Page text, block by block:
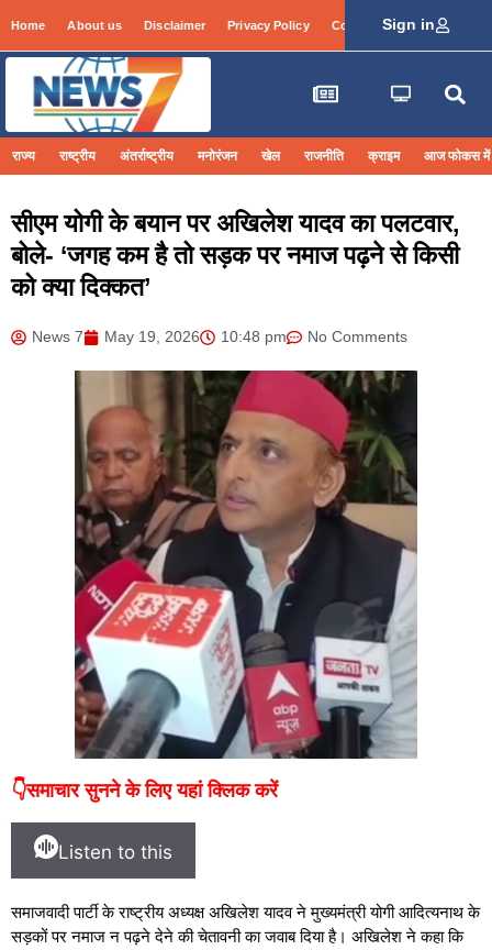
Home About us Disclaimer Privacy Policy Contact Info Login
Sign in
राज्य राष्ट्रीय अंतर्राष्ट्रीय मनोरंजन खेल राजनीति क्राइम आज फोकस में
सीएम योगी के बयान पर अखिलेश यादव का पलटवार,
बोले- ‘जगह कम है तो सड़क पर नमाज पढ़ने से किसी
को क्या दिक्कत’
News 7 May 19, 2026 10:48 pm No Comments
👇समाचार सुनने के लिए यहां क्लिक करें
Listen to this
समाजवादी पार्टी के राष्ट्रीय अध्यक्ष अखिलेश यादव ने मुख्यमंत्री योगी आदित्यनाथ के
सड़कों पर नमाज न पढ़ने देने की चेतावनी का जवाब दिया है। अखिलेश ने कहा कि